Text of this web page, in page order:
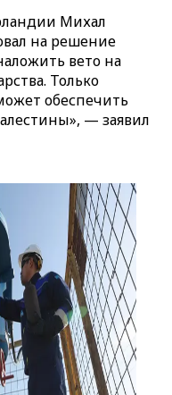
Михал
на решение
вето на
Только
обеспечить
— заявил